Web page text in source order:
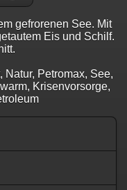
gefrorenen See. Mit
Eis und Schilf.
Natur, Petromax, See,
Krisenvorsorge,